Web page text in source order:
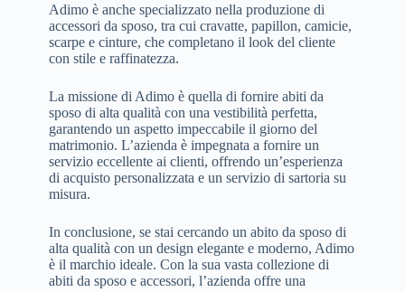
Adimo è anche specializzato nella produzione di
accessori da sposo, tra cui cravatte, papillon, camicie,
scarpe e cinture, che completano il look del cliente
con stile e raffinatezza.
La missione di Adimo è quella di fornire abiti da
sposo di alta qualità con una vestibilità perfetta,
garantendo un aspetto impeccabile il giorno del
matrimonio. L’azienda è impegnata a fornire un
servizio eccellente ai clienti, offrendo un’esperienza
di acquisto personalizzata e un servizio di sartoria su
misura.
In conclusione, se stai cercando un abito da sposo di
alta qualità con un design elegante e moderno, Adimo
è il marchio ideale. Con la sua vasta collezione di
abiti da sposo e accessori, l’azienda offre una